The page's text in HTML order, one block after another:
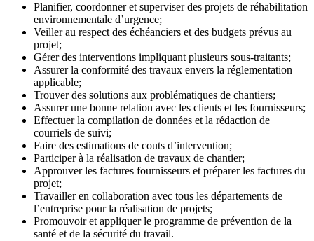
Planifier, coordonner et superviser des projets de réhabilitation
environnementale d’urgence;
Veiller au respect des échéanciers et des budgets prévus au
projet;
Gérer des interventions impliquant plusieurs sous-traitants;
Assurer la conformité des travaux envers la réglementation
applicable;
Trouver des solutions aux problématiques de chantiers;
Assurer une bonne relation avec les clients et les fournisseurs;
Effectuer la compilation de données et la rédaction de
courriels de suivi;
Faire des estimations de couts d’intervention;
Participer à la réalisation de travaux de chantier;
Approuver les factures fournisseurs et préparer les factures du
projet;
Travailler en collaboration avec tous les départements de
l’entreprise pour la réalisation de projets;
Promouvoir et appliquer le programme de prévention de la
santé et de la sécurité du travail.